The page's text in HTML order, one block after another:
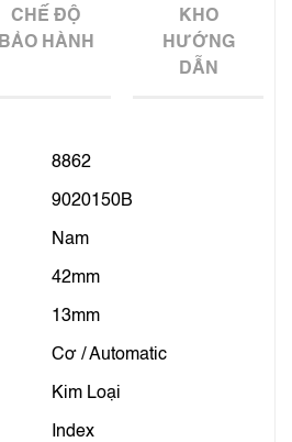
CHẾ ĐỘ
BẢO HÀNH
KHO
HƯỚNG
DẪN
8862
9020150B
Nam
42mm
13mm
Cơ / Automatic
Kim Loại
Index